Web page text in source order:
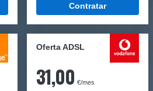
Contratar
Oferta ADSL
31,00 €/mes